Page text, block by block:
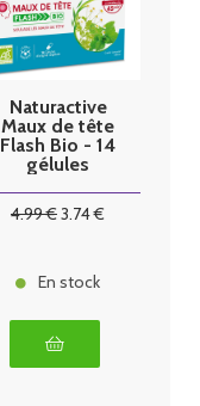
Naturactive
Maux de tête
Flash Bio - 14
gélules
4.99€3.74€
En stock